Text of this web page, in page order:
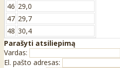
46 29,0
47 29,7
48 30,4
Parašyti atsiliepimą
Vardas:
El. pašto adresas: